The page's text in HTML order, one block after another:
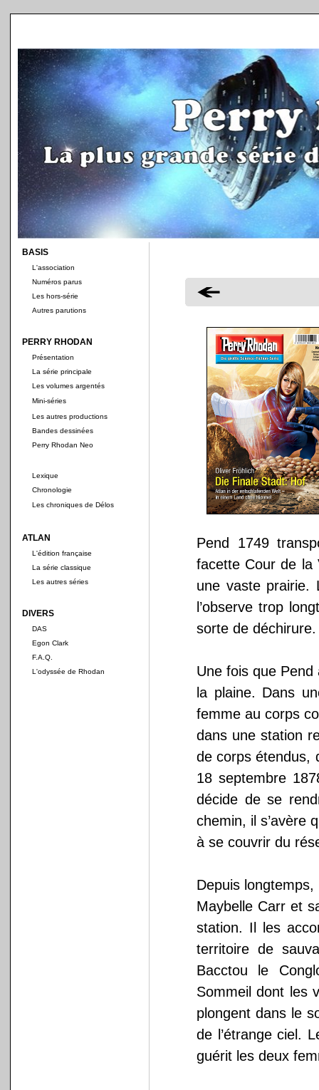
BASIS
L'association
Numéros parus
Les hors-série
Autres parutions
PERRY RHODAN
Présentation
La série principale
Les volumes argentés
Mini-séries
Les autres productions
Bandes dessinées
Perry Rhodan Neo
Lexique
Chronologie
Les chroniques de Délos
ATLAN
L'édition française
La série classique
Les autres séries
DIVERS
DAS
Egon Clark
F.A.Q.
L'odyssée de Rhodan
Pend 1749
facette Cour de la
une vaste prairie.
l’observe trop
sorte de déchirure.
Une fois que
la plaine. Dans
femme au corps
dans une station
de corps étendus,
18 septembre
décide de se
chemin, il s’avère
à se couvrir du
Depuis
Maybelle Carr et
station. Il les
territoire de
Bacctou le
Sommeil dont les
plongent dans le
de l’étrange ciel.
guérit les deux